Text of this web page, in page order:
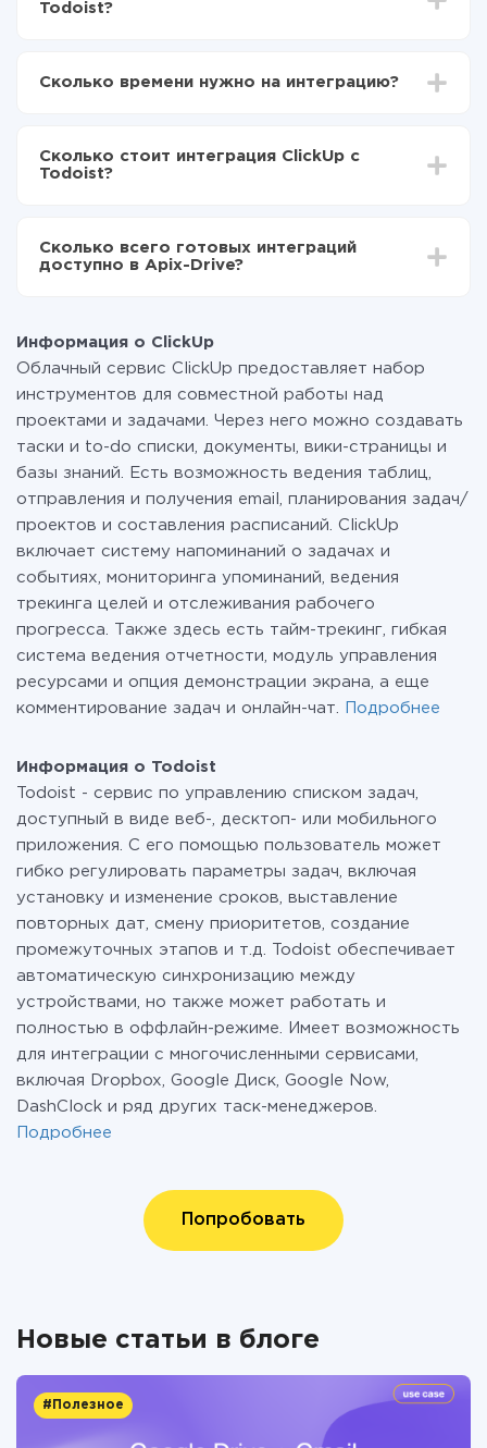
Todoist?
Выбираете какие данные передавать из ClickUp в
Теперь данные будут автоматически
передаваться из ClickUp в Todoist
Сколько времени нужно на интеграцию?
отличаться и составлять от 5-ти до 30-минут. В
среднем настройка занимает 10-15 минут.
Сколько стоит интеграция ClickUp с
Todoist?
функционал. Вы оплачиваете только количество
данных, которые по факту передаются из одной
перейти на платный, при необходимости. Подробнее
отарифах.
Сколько всего готовых интеграций
доступно в Apix-Drive?
Информация о ClickUp
Облачный сервис ClickUp предоставляет набор
инструментов для совместной работы над
проектами и задачами. Через него можно создавать
таски и to-do списки, документы, вики-страницы и
базы знаний. Есть возможность ведения таблиц,
отправления и получения email, планирования задач/
проектов и составления расписаний. ClickUp
включает систему напоминаний о задачах и
событиях, мониторинга упоминаний, ведения
трекинга целей и отслеживания рабочего
прогресса. Также здесь есть тайм-трекинг, гибкая
система ведения отчетности, модуль управления
ресурсами и опция демонстрации экрана, а еще
комментирование задач и онлайн-чат.
Подробнее
Информация о Todoist
Todoist - сервис по управлению списком задач,
доступный в виде веб-, десктоп- или мобильного
приложения. С его помощью пользователь может
гибко регулировать параметры задач, включая
установку и изменение сроков, выставление
повторных дат, смену приоритетов, создание
промежуточных этапов и т.д. Todoist обеспечивает
автоматическую синхронизацию между
устройствами, но также может работать и
полностью в оффлайн-режиме. Имеет возможность
для интеграции с многочисленными сервисами,
включая Dropbox, Google Диск, Google Now,
DashClock и ряд других таск-менеджеров.
Подробнее
Попробовать
Новые статьи в блоге
#Полезное